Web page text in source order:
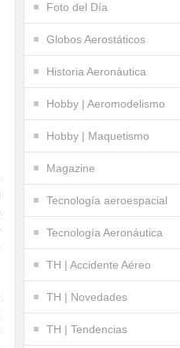
Foto del Día
Globos Aerostáticos
Historia Aeronáutica
Hobby | Aeromodelismo
Hobby | Maquetismo
Magazine
Tecnología aeroespacial
Tecnología Aeronáutica
TH | Accidente Aéreo
TH | Novedades
TH | Tendencias